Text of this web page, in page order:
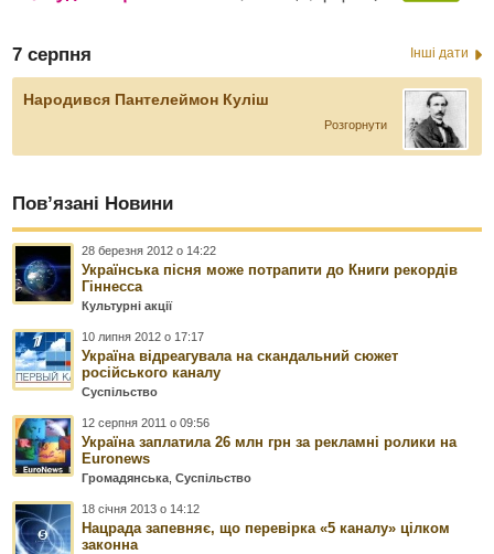
7 серпня Інші дати
Народився Пантелеймон Куліш
Розгорнути
Пов’язані Новини
28 березня 2012 о 14:22
Українська пісня може потрапити до Книги рекордів
Гіннесса
Культурні акції
10 липня 2012 о 17:17
Україна відреагувала на скандальний сюжет
російського каналу
Суспільство
12 серпня 2011 о 09:56
Україна заплатила 26 млн грн за рекламні ролики на
Euronews
Громадянська ,Суспільство
18 січня 2013 о 14:12
Нацрада запевняє, що перевірка «5 каналу» цілком
законна